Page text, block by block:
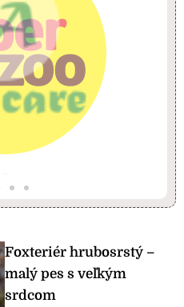
Foxteriér hrubosrstý –
malý pes s veľkým
srdcom